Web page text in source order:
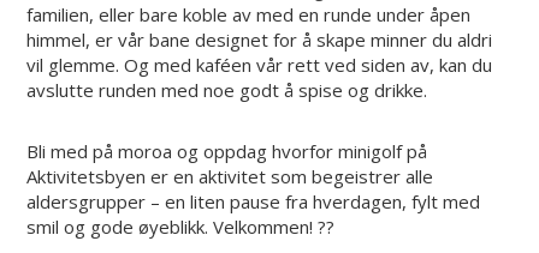
familien, eller bare koble av med en runde under åpen
himmel, er vår bane designet for å skape minner du aldri
vil glemme. Og med kaféen vår rett ved siden av, kan du
avslutte runden med noe godt å spise og drikke.
Bli med på moroa og oppdag hvorfor minigolf på
Aktivitetsbyen er en aktivitet som begeistrer alle
aldersgrupper – en liten pause fra hverdagen, fylt med
smil og gode øyeblikk. Velkommen! ??